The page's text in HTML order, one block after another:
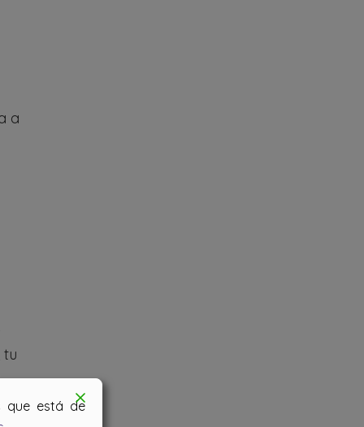
a
tu
que está de